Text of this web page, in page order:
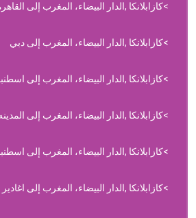
كازابلانكا ,الدار البيضاء، المغرب إلى
كازابلانكا ,الدار البيضاء، المغرب إلى دبي
كازابلانكا ,الدار البيضاء، المغرب إلى
كازابلانكا ,الدار البيضاء، المغرب إلى
كازابلانكا ,الدار البيضاء، المغرب إلى
كازابلانكا ,الدار البيضاء، المغرب إلى اغادير